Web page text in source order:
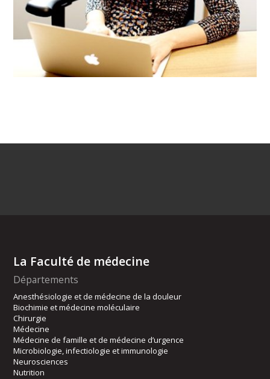
La Faculté de médecine
Départements
Anesthésiologie et de médecine de la douleur
Biochimie et médecine moléculaire
Chirurgie
Médecine
Médecine de famille et de médecine d’urgence
Microbiologie, infectiologie et immunologie
Neurosciences
Nutrition